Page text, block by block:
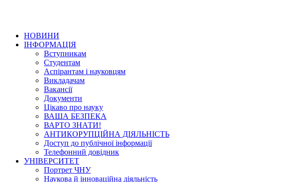
НОВИНИ
ІНФОРМАЦІЯ
Вступникам
Студентам
Аспірантам і науковцям
Викладачам
Вакансії
Документи
Цікаво про науку
ВАША БЕЗПЕКА
ВАРТО ЗНАТИ!
АНТИКОРУПЦІЙНА ДІЯЛЬНІСТЬ
Доступ до публічної інформації
Телефонний довідник
УНІВЕРСИТЕТ
Портрет ЧНУ
Наукова й інноваційна діяльність